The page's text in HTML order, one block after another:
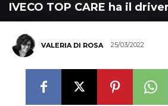
IVECO TOP CARE ha il
VALERIA DI ROSA 25/03/2022